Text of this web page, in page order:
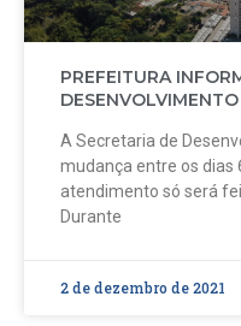
PREFEITURA
A Secretaria de
mudança entre os dias
atendimento só será
Durante
2 de dezembro de 2021